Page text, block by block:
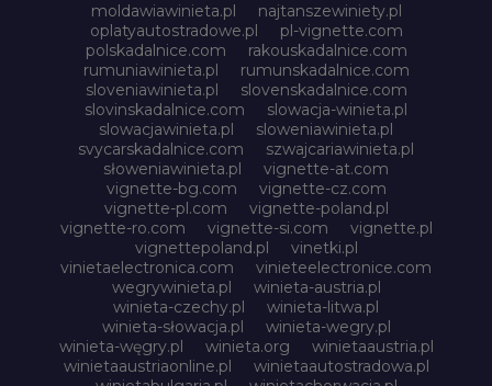
moldawiawinieta.pl
najtanszewiniety.pl
oplatyautostradowe.pl
pl-vignette.com
polskadalnice.com
rakouskadalnice.com
rumuniawinieta.pl
rumunskadalnice.com
sloveniawinieta.pl
slovenskadalnice.com
slovinskadalnice.com
slowacja-winieta.pl
slowacjawinieta.pl
sloweniawinieta.pl
svycarskadalnice.com
szwajcariawinieta.pl
słoweniawinieta.pl
vignette-at.com
vignette-bg.com
vignette-cz.com
vignette-pl.com
vignette-poland.pl
vignette-ro.com
vignette-si.com
vignette.pl
vignettepoland.pl
vinetki.pl
vinietaelectronica.com
vinieteelectronice.com
wegrywinieta.pl
winieta-austria.pl
winieta-czechy.pl
winieta-litwa.pl
winieta-słowacja.pl
winieta-wegry.pl
winieta-węgry.pl
winieta.org
winietaaustria.pl
winietaaustriaonline.pl
winietaautostradowa.pl